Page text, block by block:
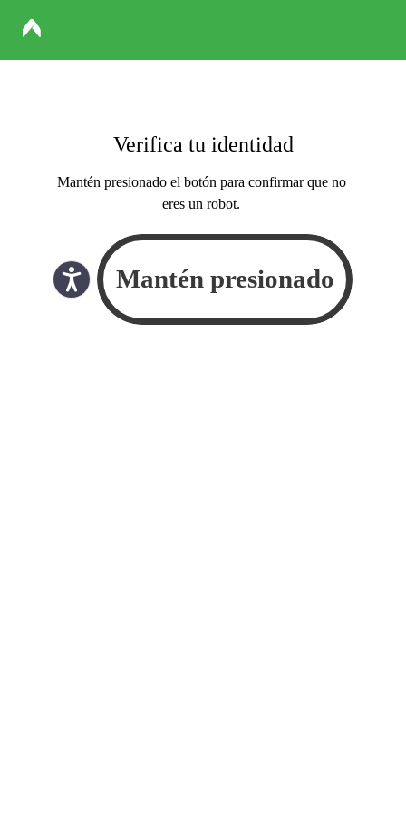
Verifica tu identidad
Mantén presionado el botón para confirmar que no
eres un robot.